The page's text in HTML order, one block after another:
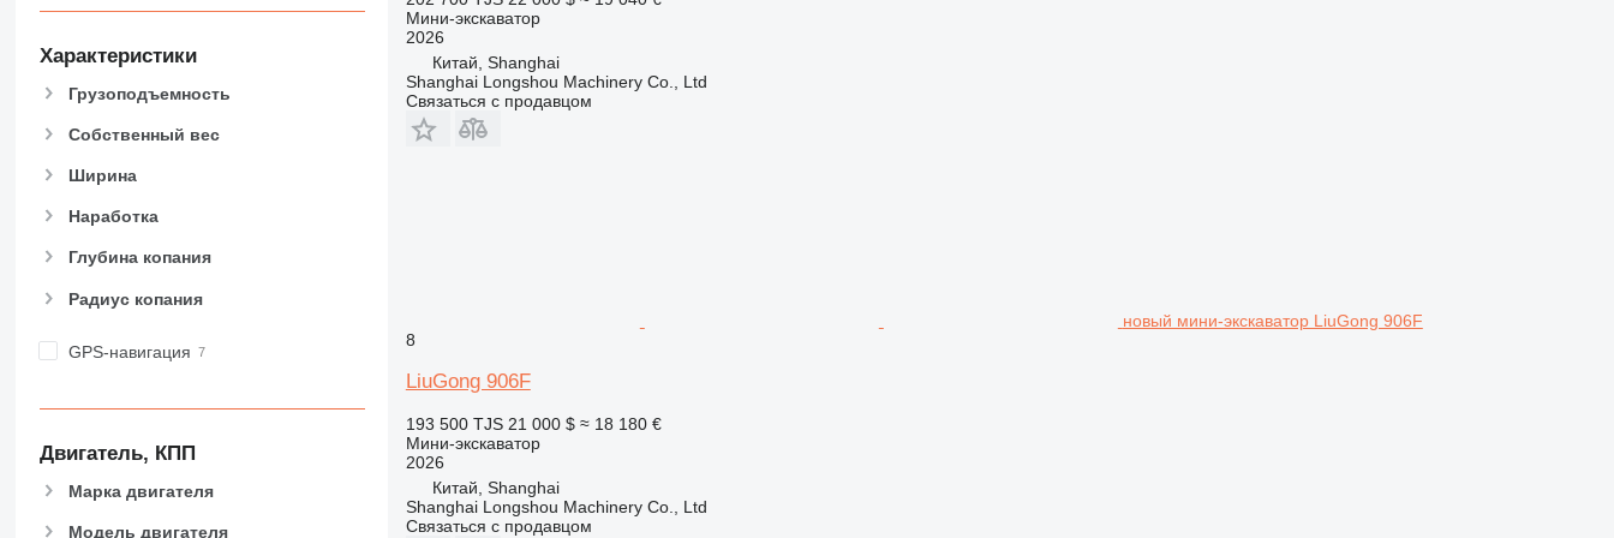
Характеристики
Грузоподъемность
Собственный вес
Ширина
Наработка
Глубина копания
Радиус копания
GPS-навигация
Двигатель, КПП
Марка двигателя
Модель двигателя
Мини-экскаватор
2026
Китай, Shanghai
Shanghai Longshou Machinery Co., Ltd
Связаться с продавцом
новый мини-экскаватор LiuGong 906F
8
LiuGong 906F
193 500 TJS 21 000 $ ≈ 18 180 €
Мини-экскаватор
2026
Китай, Shanghai
Shanghai Longshou Machinery Co., Ltd
Связаться с продавцом